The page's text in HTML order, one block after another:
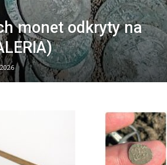
monet odkryty na